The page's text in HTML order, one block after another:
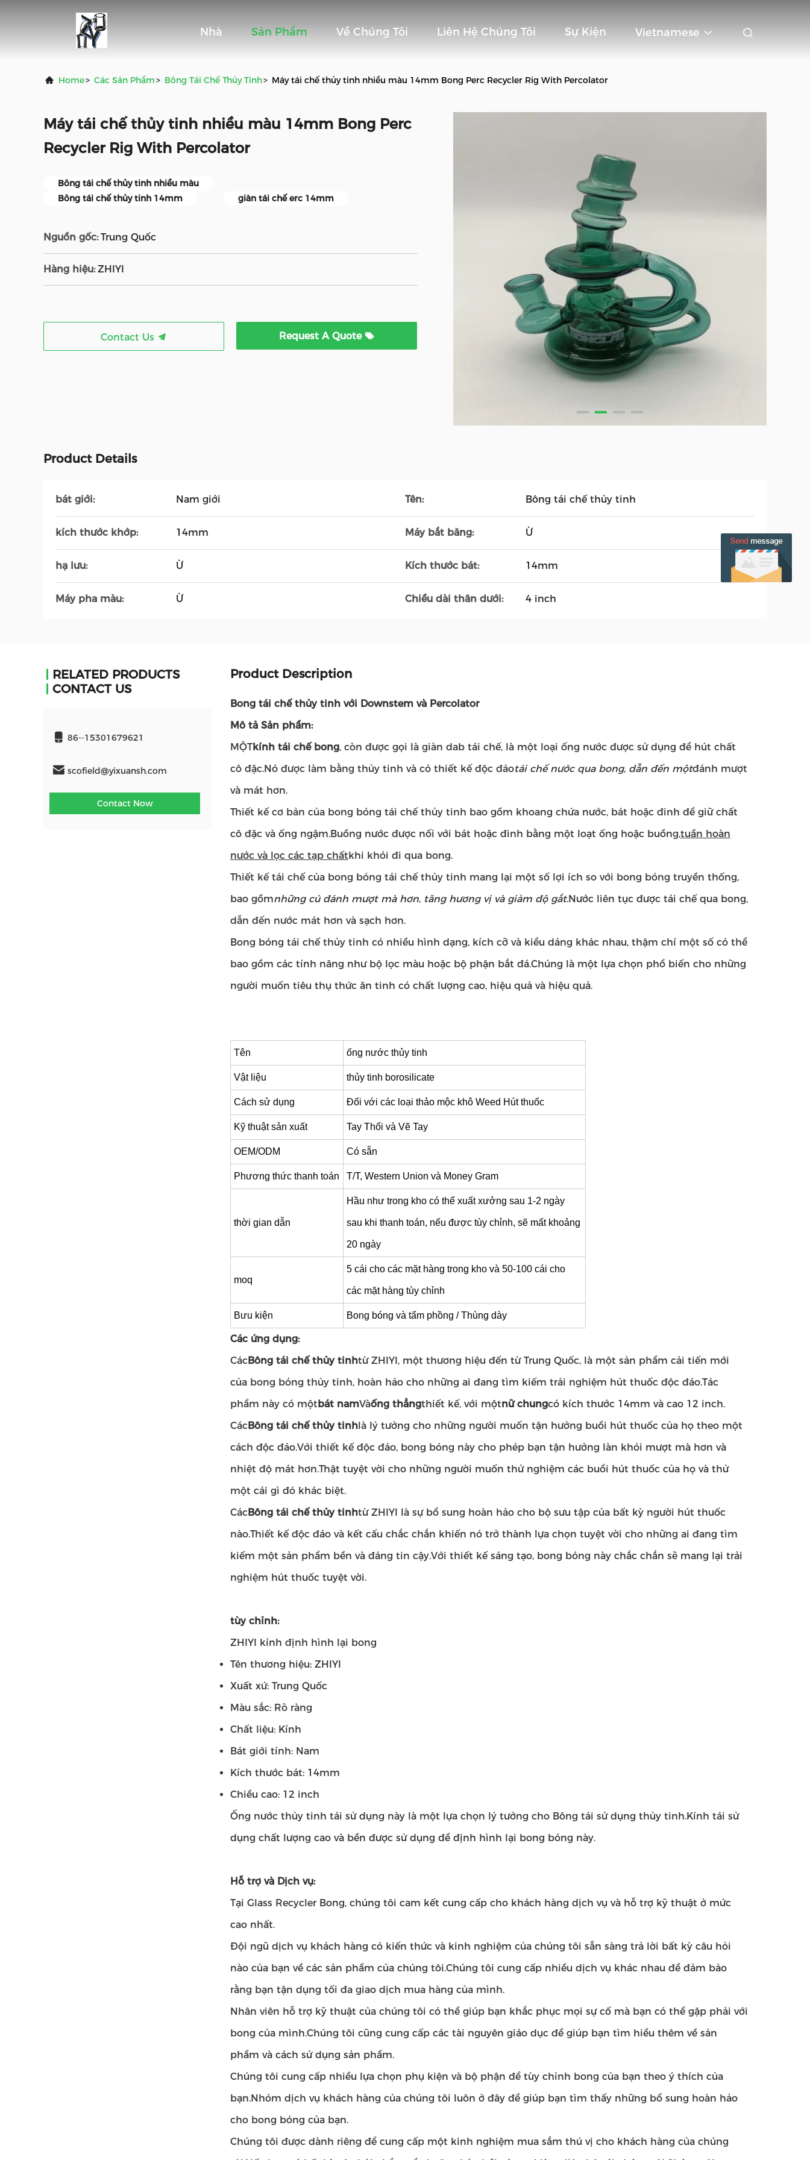
Nhà Sản Phẩm Về Chúng Tôi Liên Hệ Chúng Tôi Sự Kiện Vietnamese
Home> Các Sản Phẩm> Bông Tái Chế Thủy Tinh> Máy tái chế thủy tinh nhiều màu 14mm Bong Perc Recycler Rig With Percolator
Máy tái chế thủy tinh nhiều màu 14mm Bong Perc
Recycler Rig With Percolator
Bông tái chế thủy tinh nhiều màu
Bông tái chế thủy tinh 14mm
giàn tái chế erc 14mm
Nguồn gốc: Trung Quốc
Hàng hiệu: ZHIYI
Contact Us Request A Quote
Product Details
bát giới: Nam giới Tên: Bông tái chế thủy tinh
kích thước khớp: 14mm Máy bắt băng: Ừ
hạ lưu: Ừ Kích thước bát: 14mm
Máy pha màu: Ừ Chiều dài thân dưới: 4 inch
RELATED PRODUCTS
CONTACT US
86--15301679621
scofield@yixuansh.com
Contact Now
Product Description
Bong tái chế thủy tinh với Downstem và Percolator
Mô tả Sản phẩm:
MỘTkính tái chế bong, còn được gọi là giàn dab tái chế, là một loại ống nước được sử dụng để hút chất
cô đặc.Nó được làm bằng thủy tinh và có thiết kế độc đáotái chế nước qua bong, dẫn đến mộtđánh mượt
và mát hơn.
Thiết kế cơ bản của bong bóng tái chế thủy tinh bao gồm khoang chứa nước, bát hoặc đinh để giữ chất
cô đặc và ống ngậm.Buồng nước được nối với bát hoặc đinh bằng một loạt ống hoặc buồng,tuần hoàn
nước và lọc các tạp chấtkhi khói đi qua bong.
Thiết kế tái chế của bong bóng tái chế thủy tinh mang lại một số lợi ích so với bong bóng truyền thống,
bao gồmnhững cú đánh mượt mà hơn, tăng hương vị và giảm độ gắt.Nước liên tục được tái chế qua bong,
dẫn đến nước mát hơn và sạch hơn.
Bong bóng tái chế thủy tinh có nhiều hình dạng, kích cỡ và kiểu dáng khác nhau, thậm chí một số có thể
bao gồm các tính năng như bộ lọc màu hoặc bộ phận bắt đá.Chúng là một lựa chọn phổ biến cho những
người muốn tiêu thụ thức ăn tinh có chất lượng cao, hiệu quả và hiệu quả.
Tên ống nước thủy tinh
Vật liệu thủy tinh borosilicate
Cách sử dụng Đối với các loại thảo mộc khô Weed Hút thuốc
Kỹ thuật sản xuất Tay Thổi và Vẽ Tay
OEM/ODM Có sẵn
Phương thức thanh toán T/T, Western Union và Money Gram
thời gian dẫn
Hầu như trong kho có thể xuất xưởng sau 1-2 ngày
sau khi thanh toán, nếu được tùy chỉnh, sẽ mất khoảng
20 ngày
moq
5 cái cho các mặt hàng trong kho và 50-100 cái cho
các mặt hàng tùy chỉnh
Bưu kiện Bong bóng và tấm phồng / Thùng dày
Các ứng dụng:
CácBông tái chế thủy tinhtừ ZHIYI, một thương hiệu đến từ Trung Quốc, là một sản phẩm cải tiến mới
của bong bóng thủy tinh, hoàn hảo cho những ai đang tìm kiếm trải nghiệm hút thuốc độc đáo.Tác
phẩm này có mộtbát namVàống thẳngthiết kế, với mộtnữ chungcó kích thước 14mm và cao 12 inch.
CácBông tái chế thủy tinhlà lý tưởng cho những người muốn tận hưởng buổi hút thuốc của họ theo một
cách độc đáo.Với thiết kế độc đáo, bong bóng này cho phép bạn tận hưởng làn khói mượt mà hơn và
nhiệt độ mát hơn.Thật tuyệt vời cho những người muốn thử nghiệm các buổi hút thuốc của họ và thử
một cái gì đó khác biệt.
CácBông tái chế thủy tinhtừ ZHIYI là sự bổ sung hoàn hảo cho bộ sưu tập của bất kỳ người hút thuốc
nào.Thiết kế độc đáo và kết cấu chắc chắn khiến nó trở thành lựa chọn tuyệt vời cho những ai đang tìm
kiếm một sản phẩm bền và đáng tin cậy.Với thiết kế sáng tạo, bong bóng này chắc chắn sẽ mang lại trải
nghiệm hút thuốc tuyệt vời.
tùy chỉnh:
ZHIYI kính định hình lại bong
Tên thương hiệu: ZHIYI
Xuất xứ: Trung Quốc
Màu sắc: Rõ ràng
Chất liệu: Kính
Bát giới tính: Nam
Kích thước bát: 14mm
Chiều cao: 12 inch
Ống nước thủy tinh tái sử dụng này là một lựa chọn lý tưởng cho Bông tái sử dụng thủy tinh.Kính tái sử
dụng chất lượng cao và bền được sử dụng để định hình lại bong bóng này.
Hỗ trợ và Dịch vụ:
Tại Glass Recycler Bong, chúng tôi cam kết cung cấp cho khách hàng dịch vụ và hỗ trợ kỹ thuật ở mức
cao nhất.
Đội ngũ dịch vụ khách hàng có kiến ​​thức và kinh nghiệm của chúng tôi sẵn sàng trả lời bất kỳ câu hỏi
nào của bạn về các sản phẩm của chúng tôi.Chúng tôi cung cấp nhiều dịch vụ khác nhau để đảm bảo
rằng bạn tận dụng tối đa giao dịch mua hàng của mình.
Nhân viên hỗ trợ kỹ thuật của chúng tôi có thể giúp bạn khắc phục mọi sự cố mà bạn có thể gặp phải với
bong của mình.Chúng tôi cũng cung cấp các tài nguyên giáo dục để giúp bạn tìm hiểu thêm về sản
phẩm và cách sử dụng sản phẩm.
Chúng tôi cung cấp nhiều lựa chọn phụ kiện và bộ phận để tùy chỉnh bong của bạn theo ý thích của
bạn.Nhóm dịch vụ khách hàng của chúng tôi luôn ở đây để giúp bạn tìm thấy những bổ sung hoàn hảo
cho bong bóng của bạn.
Chúng tôi được dành riêng để cung cấp một kinh nghiệm mua sắm thú vị cho khách hàng của chúng